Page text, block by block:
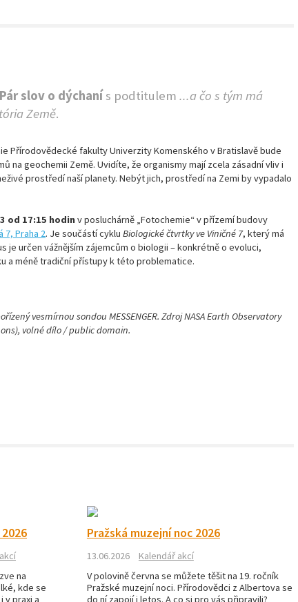
Pár slov o dýchanís podtitulem ...a čo s tým má
Země.
Přírodovědecké fakulty Univerzity Komenského v Bratislavě bude
na geochemii Země. Uvidíte, že organismy mají zcela zásadní vliv i
prostředí naší planety. Nebýt jich, prostředí na Zemi by vypadalo
od 17:15 hodinv posluchárně „Fotochemie“ v přízemí budovy
7, Praha 2. Je součástí cyklu Biologické čtvrtky ve Viničné 7, který má
je určen vážnějším zájemcům o biologii – konkrétně o evoluci,
a méně tradiční přístupy k této problematice.
vesmírnou sondou MESSENGER. Zdroj NASA Earth Observatory
volné dílo / public domain.
na
kde se
v praxi a
Pražská muzejní noc 2026
13.06.2026
Kalendář akcí
V polovině června se můžete těšit na 19. ročník
Pražské muzejní noci. Přírodovědci z Albertova se
do ní zapojí i letos. A co si pro vás připravili?